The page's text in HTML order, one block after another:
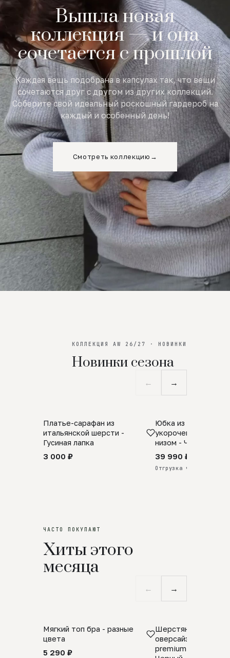
Вышла новая
коллекция — и она
сочетается с прошлой
Каждая вещь подобрана в капсулах так, что вещи
сочетаются друг с другом из других коллекций.
Соберите свой идеальный роскошный гардероб на
каждый и особенный день!
Смотреть коллекцию →
КОЛЛЕКЦИЯ AW 26/27 · НОВИНКИ
Новинки сезона
← →
SALE
Платье-сарафан из
итальянской шерсти -
Гусиная лапка
3 000 ₽
ПРЕДЗАКАЗ
Юбка из
укороченная с
низом - Черный
39 990 ₽
Отгрузка через 25 дней
ЧАСТО ПОКУПАЮТ
Хиты этого
месяца
← →
Мягкий топ бра - разные
цвета
5 290 ₽
Шерстяной свитер
оверсайз 100%
premium merino